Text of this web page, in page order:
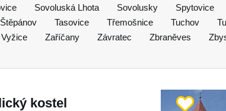
Sovoluská Lhota Sovolusky Spytovice
Štěpánov Tasovice Třemošnice Tuchov
Vyžice Zaříčany Závratec Zbraněves
kostel